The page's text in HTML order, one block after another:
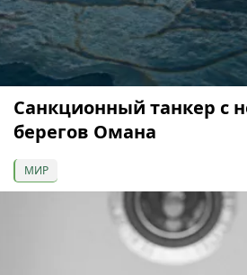
Санкционный танкер с
берегов Омана
МИР